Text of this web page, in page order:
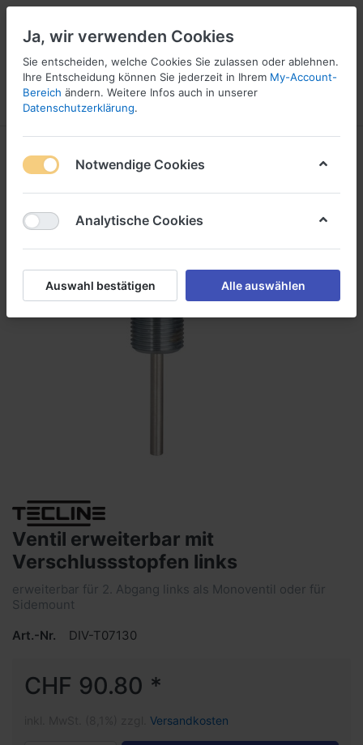
Menü Anmelden
16
Ventil erweiterbar mit
Verschlussstopfen links
erweiterbar für 2. Abgang links als Monoventil oder für
Sidemount
Art.-Nr.
DIV-T07130
CHF 90.80 *
Versandkosten
Ja, wir verwenden Cookies
Sie entscheiden, welche Cookies Sie zulassen oder ablehnen.
Ihre Entscheidung können Sie jederzeit in Ihrem My-Account-
Bereich ändern. Weitere Infos auch in unserer
Datenschutzerklärung.
Notwendige Cookies
Analytische Cookies
Auswahl bestätigen Alle auswählen